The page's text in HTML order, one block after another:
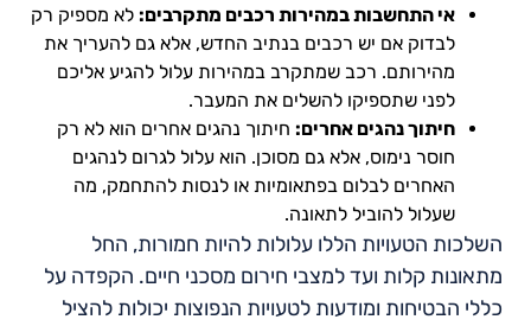
אי התחשבות במהירות רכבים מתקרבים: לא מספיק רק
לבדוק אם יש רכבים בנתיב החדש, אלא גם להעריך את
מהירותם. רכב שמתקרב במהירות עלול להגיע אליכם
לפני שתספיקו להשלים את המעבר.
חיתוך נהגים אחרים: חיתוך נהגים אחרים הוא לא רק
חוסר נימוס, אלא גם מסוכן. הוא עלול לגרום לנהגים
האחרים לבלום בפתאומיות או לנסות להתחמק, מה
שעלול להוביל לתאונה.
השלכות הטעויות הללו עלולות להיות חמורות, החל
מתאונות קלות ועד למצבי חירום מסכני חיים. הקפדה על
כללי הבטיחות ומודעות לטעויות הנפוצות יכולות להציל